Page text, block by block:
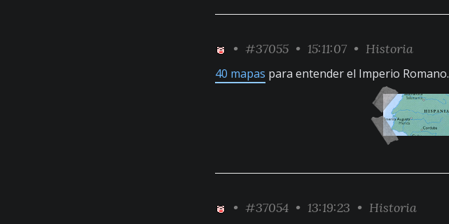
• #37055 • 15:11:07 • Historia
40 mapas para entender el Imperio Romano.
• #37054 • 13:19:23 • Historia